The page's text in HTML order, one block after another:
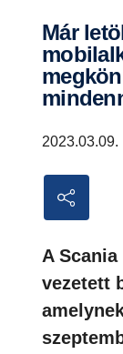
Már letölthető: A Scania Driver
2023.03.09.
A
vezetett